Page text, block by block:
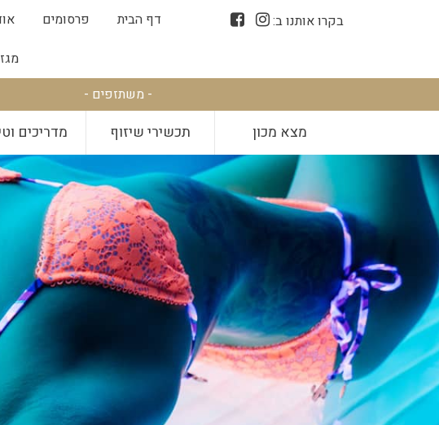
בקרו אותנו ב: דף הבית פרסומים
- משתזפים -
מצא מכון תכשירי שיזוף מדריכים